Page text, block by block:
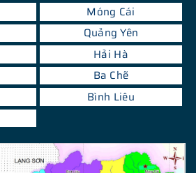
Móng Cái
Quảng Yên
Hải Hà
Ba Chẽ
Bình Liêu